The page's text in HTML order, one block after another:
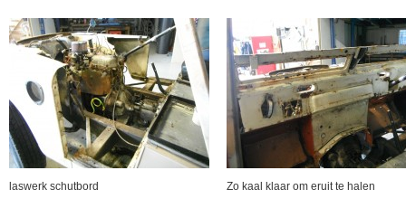
laswerk schutbord Zo kaal klaar om eruit te halen